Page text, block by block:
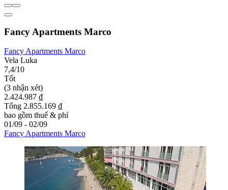
Fancy Apartments Marco
Fancy Apartments Marco
Vela Luka
7,4/10
Tốt
(3 nhận xét)
2.424.987 ₫
Tổng 2.855.169 ₫
bao gồm thuế & phí
01/09 - 02/09
Fancy Apartments Marco